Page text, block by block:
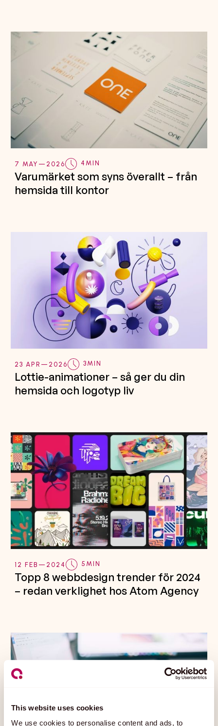
This website uses cookies
We use cookies to personalise content and ads, to
7 MAY — 2026 4 MIN
Varumärket som syns överallt – från
hemsida till kontor
23 APR — 2026 3MIN
Lottie-animationer – så ger du din
hemsida och logotyp liv
12 FEB — 2024 5 MIN
Topp 8 webbdesign trender för 2024
– redan verklighet hos Atom Agency